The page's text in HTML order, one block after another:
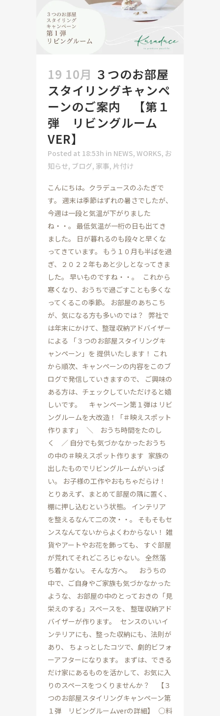
19 10月 ３つのお部屋
スタイリングキャンペ
ーンのご案内 【第１
弾 リビングルーム
VER】
Posted at 18:53h in NEWS, WORKS, お
知らせ, ブログ, 家事, 片付け
こんにちは。クラデュースのふたぎで
す。 週末は季節はずれの暑さでしたが、
今週は一段と気温が下がりました
ね・・。 最低気温が一桁の日も出てき
ました。 日が暮れるのも段々と早くな
ってきています。 もう１０月も半ばを過
ぎ、２０２２年もあと少しとなってきま
した。 早いものですね・・。 これから
寒くなり、おうちで過ごすことも多くな
ってくるこの季節。 お部屋のあちこち
が、気になる方も多いのでは？ 弊社で
は年末にかけて、整理収納アドバイザー
による 「３つのお部屋スタイリングキ
ャンペーン」を 提供いたします！ これ
から順次、キャンペーンの内容をこのブ
ログで発信していきますので、 ご興味の
ある方は、チェックしていただけると嬉
しいです。 キャンペーン第１弾は リビ
ングルームを大改造！「＃映えスポット
作ります」 ＼ おうち時間をたのし
く ／ 自分でも気づかなかったおうち
の中の＃映えスポット作ります 家族の
出したものでリビングルームがいっぱ
い。 お子様の工作やおもちゃだらけ！
とりあえず、まとめて部屋の隅に置く、
棚に押し込むという状態。 インテリア
を整えるなんて二の次・・。 そもそもセ
ンスなんてないからよくわからない！ 雑
貨やアートやお花を飾っても、 すぐ部屋
が荒れてそれどころじゃない。 全然落
ち着かない。 そんな方へ。 おうちの
中で、ご自身やご家族も気づかなかった
ような、 お部屋の中のとっておきの「見
栄えのする」スペースを、 整理収納アド
バイザーが作ります。 センスのいいイ
ンテリアにも、整った収納にも、法則が
あり、 ちょっとしたコツで、劇的ビフォ
ーアフターになります。 まずは、できる
だけ家にあるものを活かして、お気に入
りのスペースをつくりませんか？ 【３
つのお部屋スタイリングキャンペーン第
１弾 リビングルームverの詳細】 ○料